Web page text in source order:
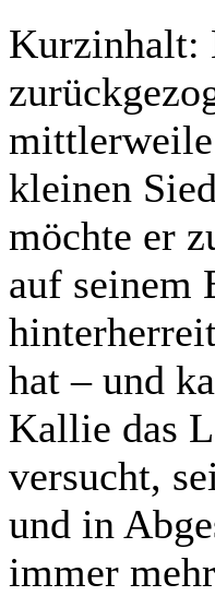
Kurzinhalt:
mittlerweile
kleinen
möchte er
auf seinem
hat – und
Kallie das
versucht,
und in
immer